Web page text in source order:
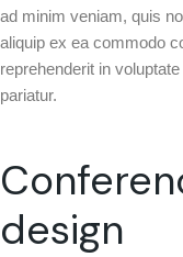
ad minim veniam, quis
aliquip ex ea commodo
reprehenderit in
pariatur.
design